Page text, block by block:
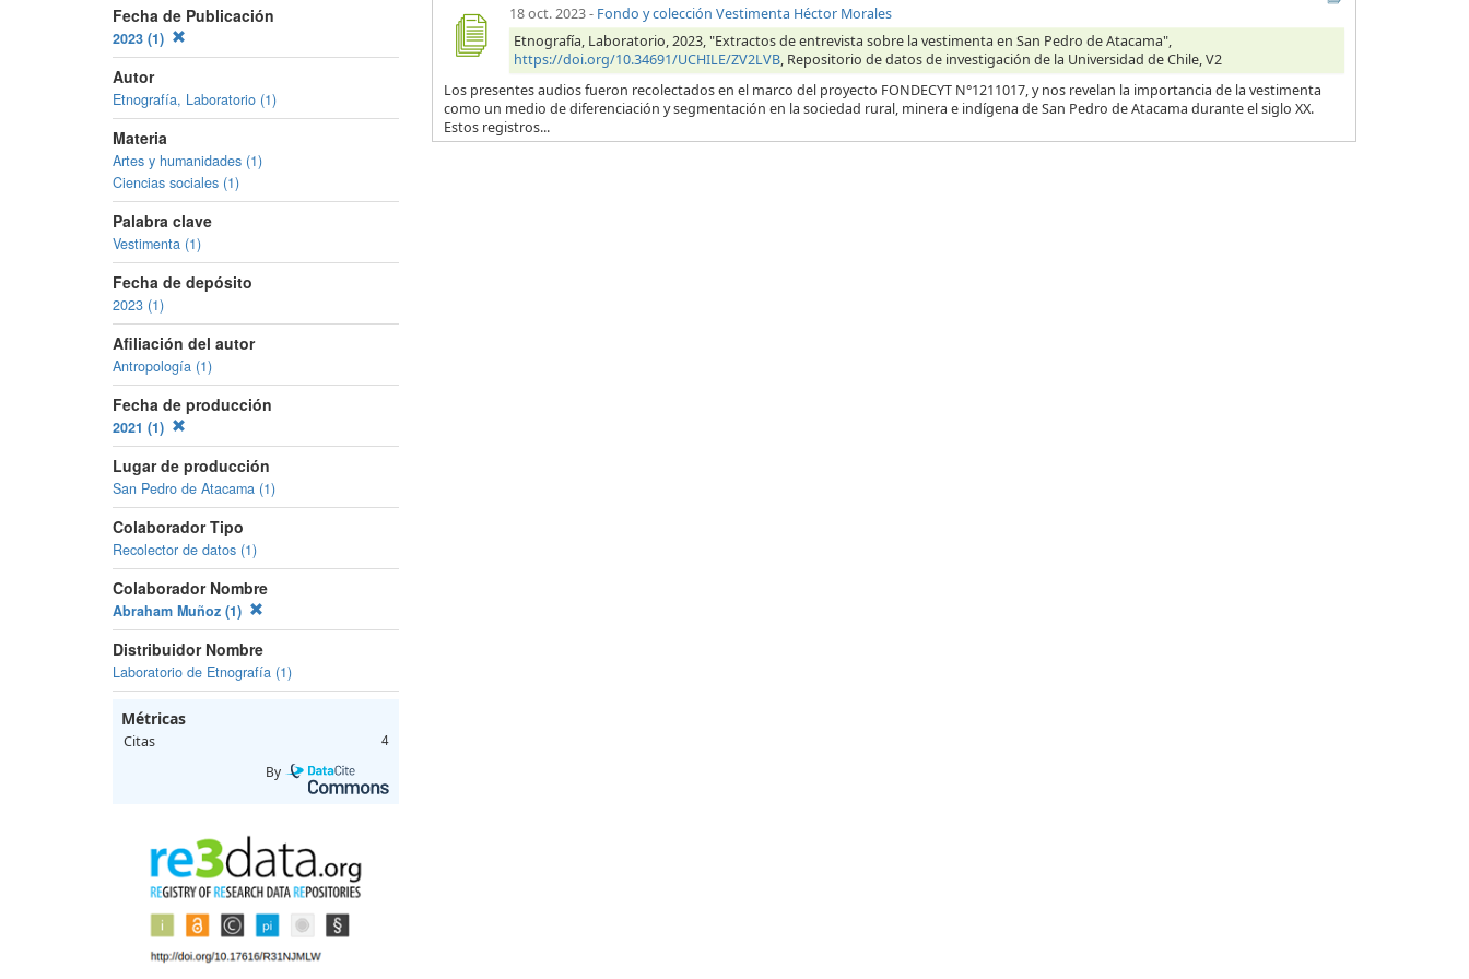
Fecha de Publicación
2023 (1)
Autor
Etnografía, Laboratorio (1)
Materia
Artes y humanidades (1)
Ciencias sociales (1)
Palabra clave
Vestimenta (1)
Fecha de depósito
2023 (1)
Afiliación del autor
Antropología (1)
Fecha de producción
2021 (1)
Lugar de producción
San Pedro de Atacama (1)
Colaborador Tipo
Recolector de datos (1)
Colaborador Nombre
Abraham Muñoz (1)
Distribuidor Nombre
Laboratorio de Etnografía (1)
Métricas
Citas 4
By
18 oct. 2023- Fondo y colección Vestimenta Héctor Morales
Etnografía, Laboratorio, 2023, "Extractos de entrevista sobre la vestimenta en San Pedro de Atacama",
https://doi.org/10.34691/UCHILE/ZV2LVB, Repositorio de datos de investigación de la Universidad de Chile, V2
Los presentes audios fueron recolectados en el marco del proyecto FONDECYT N°1211017, y nos revelan la importancia de la vestimenta
como un medio de diferenciación y segmentación en la sociedad rural, minera e indígena de San Pedro de Atacama durante el siglo XX.
Estos registros...